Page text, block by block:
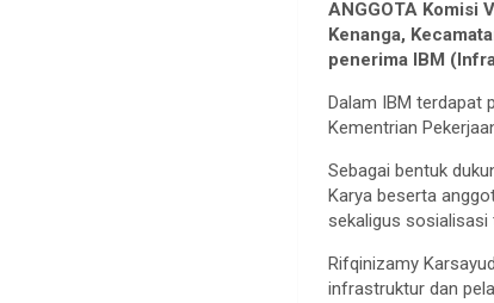
ANGGOTA Komisi
Kenanga,
penerima IBM
Dalam IBM terdapat
Kementrian
Sebagai bentuk
Karya beserta
sekaligus sosialisasi
Rifqinizamy
infrastruktur dan